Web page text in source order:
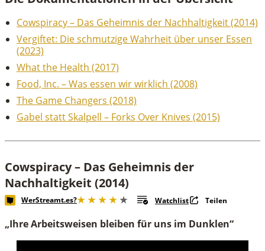
Cowspiracy – Das Geheimnis der Nachhaltigkeit (2014)
Vergiftet: Die schmutzige Wahrheit über unser Essen
(2023)
What the Health (2017)
Food, Inc. – Was essen wir wirklich (2008)
The Game Changers (2018)
Gabel statt Skalpell – Forks Over Knives (2015)
Cowspiracy – Das Geheimnis der
Nachhaltigkeit (2014)
WerStreamt.es? Watchlist Teilen
„Ihre Arbeitsweisen bleiben für uns im Dunklen“